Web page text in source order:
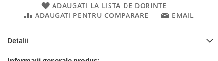
ADAUGATI LA LISTA DE DORINTE
ADAUGATI PENTRU COMPARARE
EMAIL
Detalii